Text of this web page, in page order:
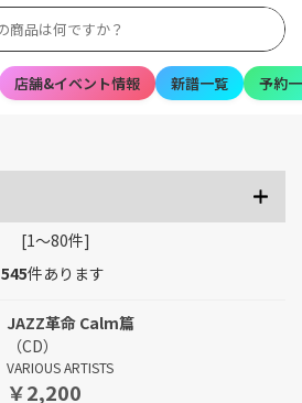
店舗&イベント情報 新譜一覧 予約
[1～80件]
545件あります
JAZZ革命 Calm篇
（CD）
VARIOUS ARTISTS
￥2,200